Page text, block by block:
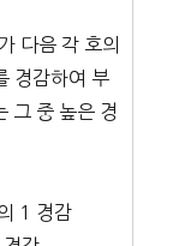
다음 각 호의
경감하여 부
그 중 높은 경
1 경감